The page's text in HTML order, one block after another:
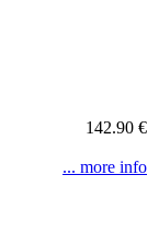
142.90 €
... more info